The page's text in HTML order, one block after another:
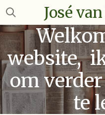
Ga
naar
de
hoofdinhoud
José
website,
om
te